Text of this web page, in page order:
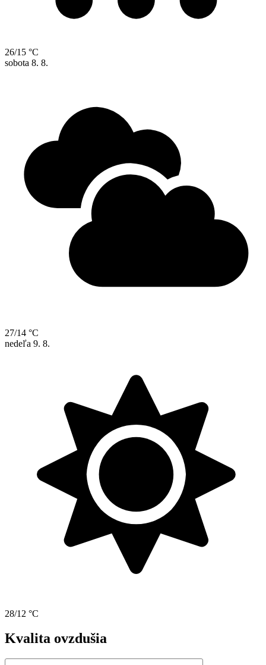
26/15 °C
sobota 8. 8.
27/14 °C
nedeľa 9. 8.
28/12 °C
Kvalita ovzdušia